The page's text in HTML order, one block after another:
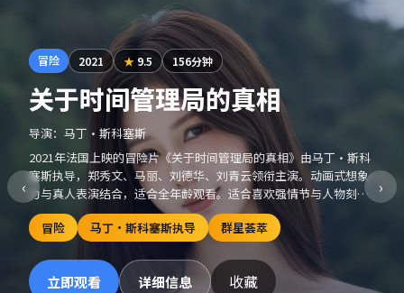
‹ ›
冒险 2021 ★ 9.5 156分钟
关于时间管理局的真相
导演： 马丁·斯科塞斯
2021年法国上映的冒险片《关于时间管理局的真相》由马丁·斯科
塞斯执导，郑秀文、马丽、刘德华、刘青云领衔主演。动画式想象
力与真人表演结合，适合全年龄观看。适合喜欢强情节与人物刻画
的观众收藏观看。
冒险
马丁·斯科塞斯执导 群星荟萃
立即观看 详细信息 收藏